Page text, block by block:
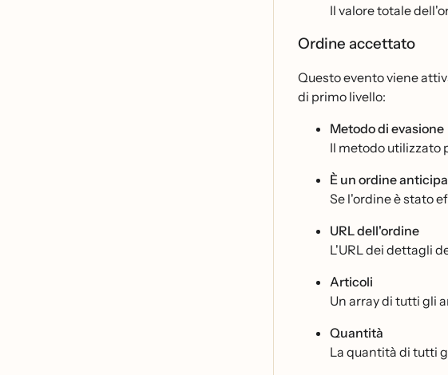
Il valore totale
Ordine accettato
Questo evento viene
di primo livello:
Metodo di evasione
Il metodo utilizzato
È un ordine
Se l'ordine è stato
URL dell'ordine
L'URL dei dettagli
Articoli
Un array di tutti gli
Quantità
La quantità di tutti